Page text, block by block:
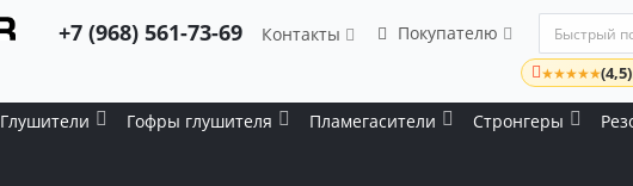
+7 (968) 561-73-69 Контакты Покупателю
★★★★★(4,5)
Глушители Гофры глушителя Пламегасители Стронгеры